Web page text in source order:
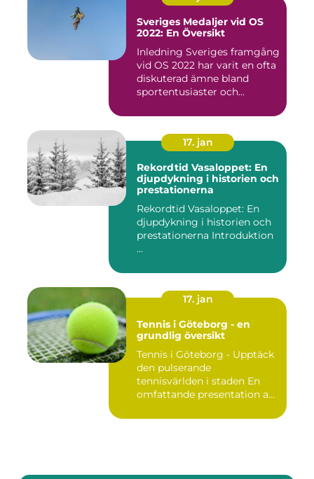
Sveriges Medaljer vid OS
2022: En Översikt
Inledning Sveriges framgång
vid OS 2022 har varit en ofta
diskuterad ämne bland
sportentusiaster och...
17. jan
Rekordtid Vasaloppet: En
djupdykning i historien och
prestationerna
Rekordtid Vasaloppet: En
djupdykning i historien och
prestationerna Introduktion
...
17. jan
Tennis i Göteborg - en
grundlig översikt
Tennis i Göteborg - Upptäck
den pulserande
tennisvärlden i staden En
omfattande presentation av